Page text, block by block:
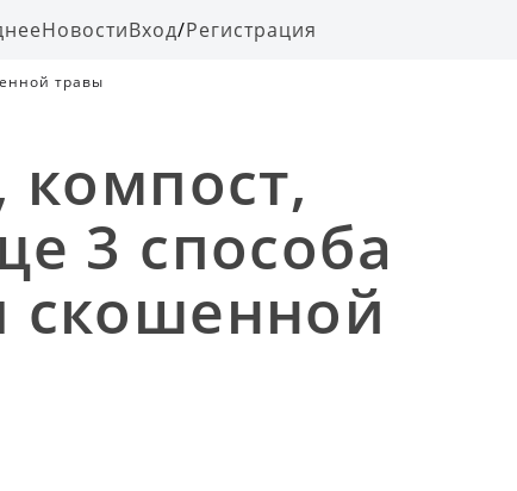
НовостиВход/Регистрация
травы
компост,
3 способа
скошенной